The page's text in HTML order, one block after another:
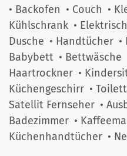
• Backofen • Couch •
Kühlschrank •
Dusche • Handtücher •
Babybett • Bettwäsche
Haartrockner •
Küchengeschirr •
Satellit Fernseher •
Badezimmer •
Küchenhandtücher •